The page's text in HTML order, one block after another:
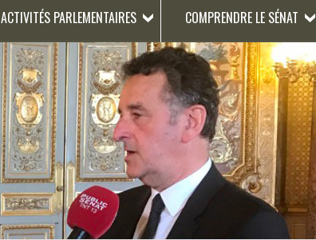
ACTIVITÉS PARLEMENTAIRES COMPRENDRE LE SÉNAT